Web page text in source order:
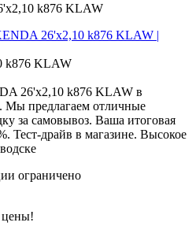
k876 KLAW
k876 KLAW
26'х2,10 k876 KLAW в
Мы предлагаем отличные
за самовывоз. Ваша итоговая
Тест-драйв в магазине. Высокое
ограничено
цены!